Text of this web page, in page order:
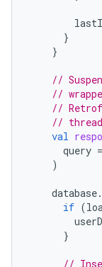
}
}
//
//
//
//
val
query =
)
database.
if (
}
//